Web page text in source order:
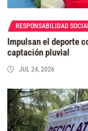
RESPONSABILIDAD
Impulsan el deporte
captación pluvial
JUL 24, 2026